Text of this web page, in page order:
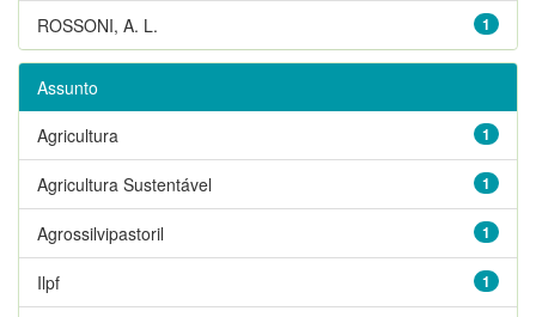
1
ROSSONI, A. L.
Assunto
1
Agricultura
1
Agricultura Sustentável
1
Agrossilvipastoril
1
Ilpf